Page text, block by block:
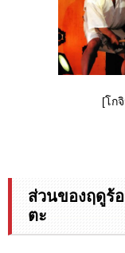
[โก
ส่วนของฤดูร้
ตะ